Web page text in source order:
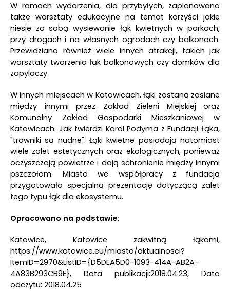
W ramach wydarzenia, dla przybyłych, zaplanowano
także warsztaty edukacyjne na temat korzyści jakie
niesie za sobą wysiewanie łąk kwietnych w parkach,
przy drogach i na własnych ogrodach czy balkonach.
Przewidziano również wiele innych atrakcji, takich jak
warsztaty tworzenia łąk balkonowych czy domków dla
zapylaczy.
W innych miejscach w Katowicach, łąki zostaną zasiane
między innymi przez Zakład Zieleni Miejskiej oraz
Komunalny Zakład Gospodarki Mieszkaniowej w
Katowicach. Jak twierdzi Karol Podyma z Fundacji Łąka,
"trawniki są nudne". Łąki kwietne posiadają natomiast
wiele zalet estetycznych oraz ekologicznych, ponieważ
oczyszczają powietrze i dają schronienie między innymi
pszczołom. Miasto we współpracy z fundacją
przygotowało specjalną prezentację dotyczącą zalet
tego typu łąk dla ekosystemu.
Opracowano na podstawie:
Katowice, Katowice zakwitną łąkami,
https://www.katowice.eu/miasto/aktualnosci?
ItemID=2970&ListID={D5DEA5D0-1093-414A-AB2A-
4A83B293CB9E}, Data publikacji:2018.04.23, Data
odczytu: 2018.04.25